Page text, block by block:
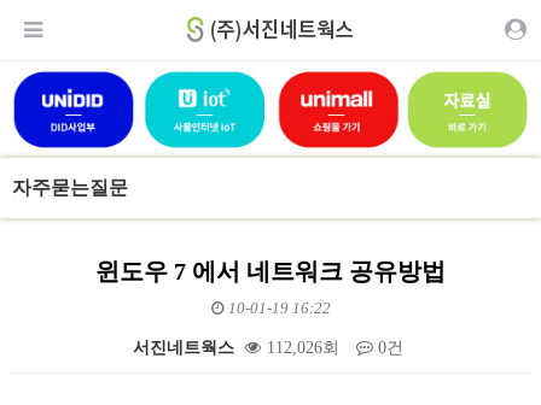
자주묻는질문
윈도우 7 에서 네트워크 공유방법
10-01-19 16:22
서진네트웍스 112,026회 0건